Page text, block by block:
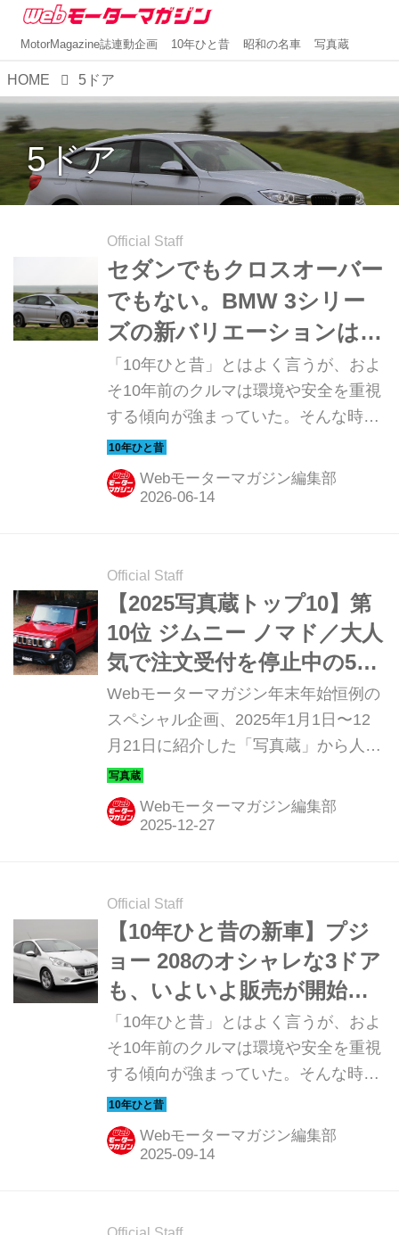
MotorMagazine誌連動企画 10年ひと昔 昭和の名車 写真蔵
HOME 5ドア
5ドア
Official Staff
セダンでもクロスオーバー
でもない。BMW 3シリー
ズの新バリエーションは、
5ドアのグランツーリスモ
だった【10年ひと昔の新
車】
「10年ひと昔」とはよく言うが、およ
そ10年前のクルマは環境や安全を重視
する傾向が強まっていた。そんな時代
のニューモデル試乗記を当時の記事と
写真で紹介していこう。今回は、2013
年にBMW 3シリーズのラインナップに
Webモーターマガジン編集部
Official Staff
【2025写真蔵トップ10】第
10位 ジムニー ノマド／大人
気で注文受付を停止中の5ド
アSUV、受注再開まであと
わずか
Webモーターマガジン年末年始恒例の
スペシャル企画、2025年1月1日〜12
月21日に紹介した「写真蔵」から人気
の高かったモデルのトップ10をカウン
トダウン形式で紹介しよう。第10位
は、2025年1月30日に発表（発売は4
ズキのジムニー ノマドだ。（2025年3
月9日公開、一部修正）
Webモーターマガジン編集部
Official Staff
【10年ひと昔の新車】プジ
ョー 208のオシャレな3ドア
も、いよいよ販売が開始さ
れた
「10年ひと昔」とはよく言うが、およ
そ10年前のクルマは環境や安全を重視
する傾向が強まっていた。そんな時代
のニューモデル試乗記を当時の記事と
写真で紹介していこう。今回は、プジ
ョー 208（初代・3ドア）だ。
Webモーターマガジン編集部